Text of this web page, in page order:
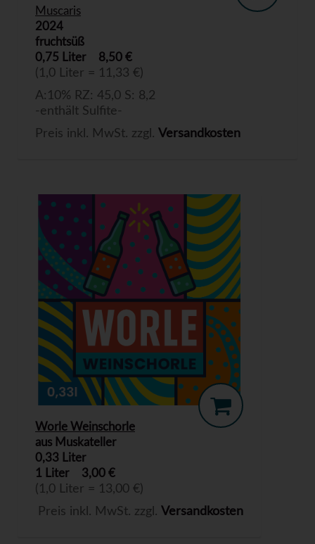
Muscaris
2024
fruchtsüß
0,75 Liter
8,50 €
(1,0 Liter = 11,33 €)
A:10% RZ: 45,0 S: 8,2
-enthält Sulfite-
Preis inkl. MwSt. zzgl. Versandkosten
Worle Weinschorle
aus Muskateller
0,33 Liter
1 Liter
3,00 €
(1,0 Liter = 13,00 €)
Preis inkl. MwSt. zzgl. Versandkosten